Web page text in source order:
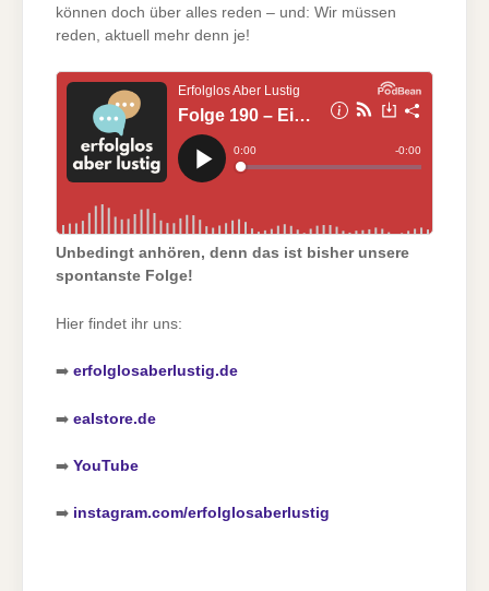
können doch über alles reden – und: Wir müssen
reden, aktuell mehr denn je!
Unbedingt anhören, denn das ist bisher unsere
spontanste Folge!
Hier findet ihr uns:
➡️ erfolglosaberlustig.de
➡️ ealstore.de
➡️ YouTube
➡️ instagram.com/erfolglosaberlustig